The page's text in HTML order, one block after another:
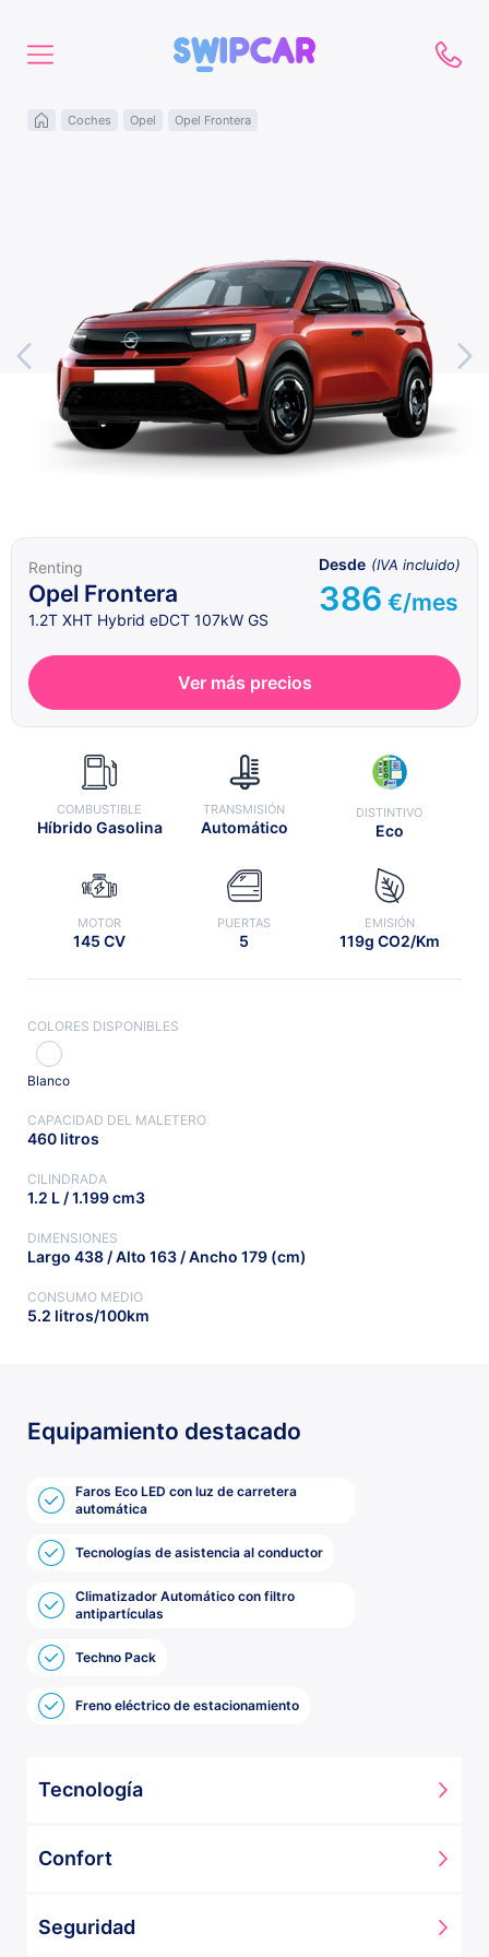
Coches Opel Opel Frontera
Renting
Opel Frontera
1.2T XHT Hybrid eDCT 107kW GS
Desde (IVA incluido)
386 €/mes
Ver más precios
COMBUSTIBLE
Híbrido Gasolina
TRANSMISIÓN
Automático
DISTINTIVO
Eco
MOTOR
145 CV
PUERTAS
5
EMISIÓN
119g CO2/Km
COLORES DISPONIBLES
Blanco
CAPACIDAD DEL MALETERO
460 litros
CILINDRADA
1.2 L / 1.199 cm3
DIMENSIONES
Largo 438 / Alto 163 / Ancho 179 (cm)
CONSUMO MEDIO
5.2 litros/100km
Equipamiento destacado
Faros Eco LED con luz de carretera
automática
Tecnologías de asistencia al conductor
Climatizador Automático con filtro
antipartículas
Techno Pack
Freno eléctrico de estacionamiento
Tecnología
Asistente de estacionamiento GS
Confort
Climatizador Automático con filtro antipartículas
Seguridad